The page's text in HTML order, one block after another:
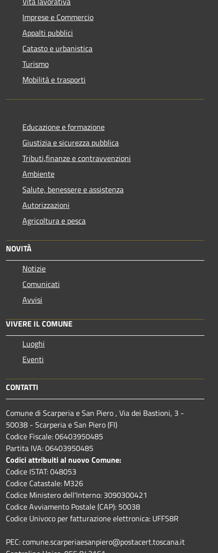
Imprese e Commercio
Appalti pubblici
Catasto e urbanistica
Turismo
Mobilità e trasporti
Educazione e formazione
Giustizia e sicurezza pubblica
Tributi,finanze e contravvenzioni
Ambiente
Salute, benessere e assistenza
Autorizzazioni
Agricoltura e pesca
NOVITÀ
Notizie
Comunicati
Avvisi
VIVERE IL COMUNE
Luoghi
Eventi
CONTATTI
Comune di Scarperia e San Piero , Via dei Bastioni, 3 -
50038 - Scarperia e San Piero (FI)
Codice Fiscale: 06403950485
Partita IVA: 06403950485
Codici attribuiti al nuovo Comune:
Codice ISTAT: 048053
Codice Catastale: M326
Codice Ministero dell'Interno: 3090300421
Codice Avviamento Postale (CAP): 50038
Codice Univoco per fatturazione elettronica: UFFS8R
PEC: comune.scarperiaesanpiero@postacert.toscana.it